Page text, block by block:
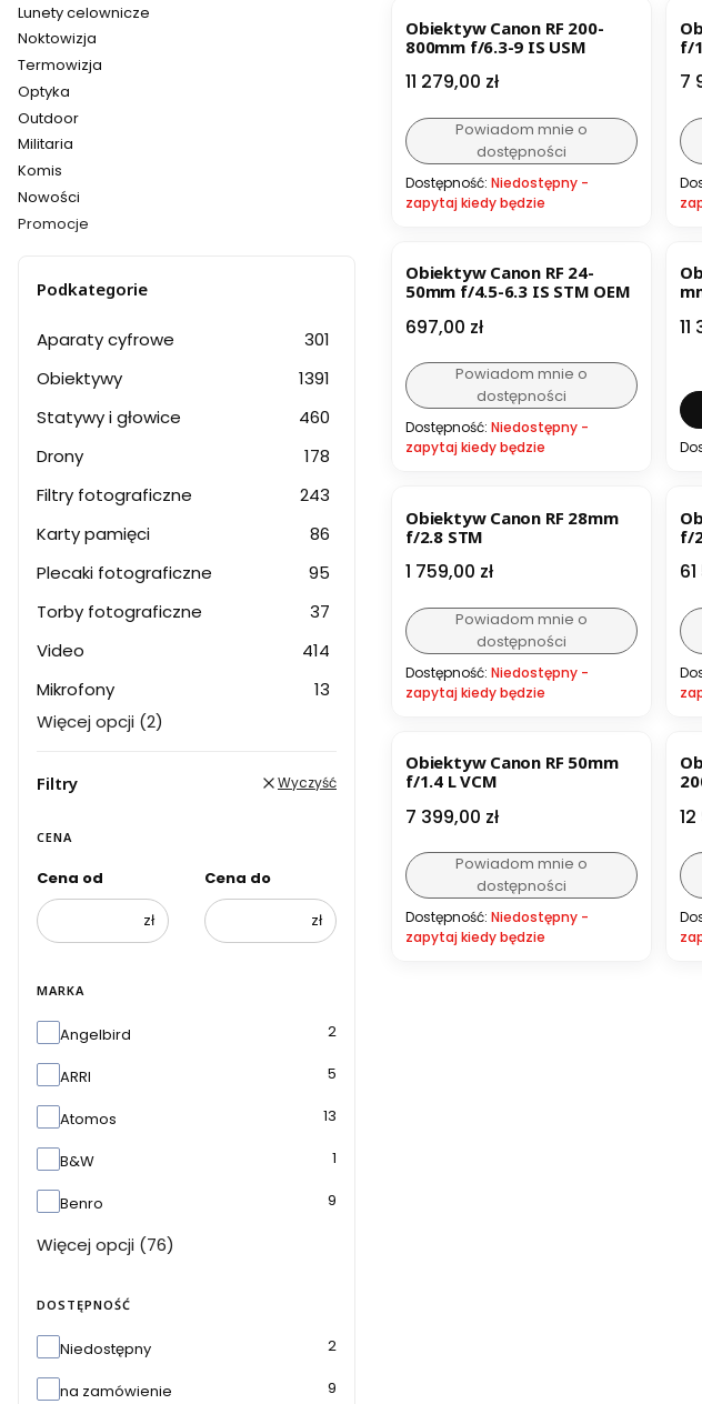
Lunety celownicze
Noktowizja
Termowizja
Optyka
Outdoor
Militaria
Komis
Nowości
Promocje
Podkategorie
Aparaty cyfrowe
301
Obiektywy
1391
Statywy i głowice
460
Drony
178
Filtry fotograficzne
243
Karty pamięci
86
Plecaki fotograficzne
95
Torby fotograficzne
37
Video
414
Mikrofony
13
Więcej opcji (2)
Filtry Wyczyść
CENA
Cena od
zł
Cena do
zł
MARKA
Marka
Angelbird 2
ARRI 5
Atomos 13
B&W 1
Benro 9
Więcej opcji (76)
DOSTĘPNOŚĆ
Dostępność
Niedostępny 2
na zamówienie 9
Obiektyw Canon RF 200-
800mm f/6.3-9 IS USM
Cena
11 279,00 zł
Powiadom mnie o
dostępności
Dostępność: Niedostępny -
zapytaj kiedy będzie
f/
7
Obiektyw Canon RF 24-
50mm f/4.5-6.3 IS STM OEM
Cena
697,00 zł
Powiadom mnie o
dostępności
Dostępność: Niedostępny -
zapytaj kiedy będzie
Obiektyw Canon RF 28mm
f/2.8 STM
Cena
1 759,00 zł
Powiadom mnie o
dostępności
Dostępność: Niedostępny -
zapytaj kiedy będzie
f/
Obiektyw Canon RF 50mm
f/1.4 L VCM
Cena
7 399,00 zł
Powiadom mnie o
dostępności
Dostępność: Niedostępny -
zapytaj kiedy będzie